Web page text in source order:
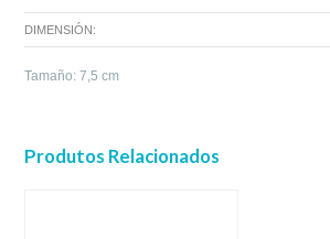
DIMENSIÓN:
Tamaño: 7,5 cm
Produtos Relacionados